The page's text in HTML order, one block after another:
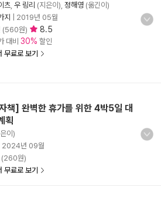
츠 우 링리 (지은이), 정해영 (옮긴이)
지
2019년 05월
(560원) 8.5
대비 30% 할인
무료로 보기
책] 완벽한 휴가를 위한 4박5일 대
획
이)
2024년 09월
(260원)
무료로 보기